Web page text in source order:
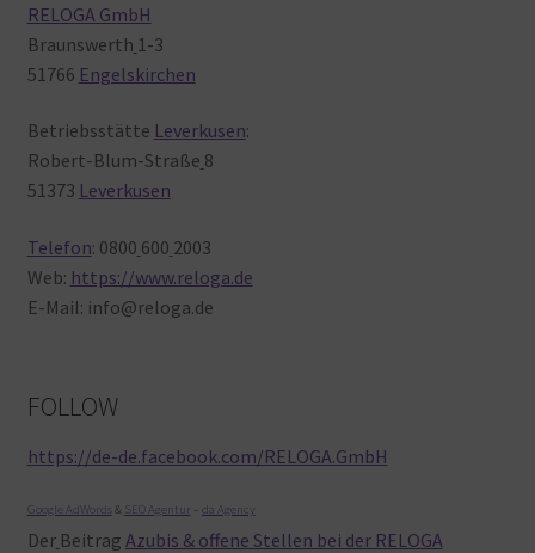
RELOGA GmbH
Braunswerth 1-3
51766 Engelskirchen
Betriebsstätte Leverkusen:
Robert-Blum-Straße 8
51373 Leverkusen
Telefon: 0800 600 2003
Web: https://www.reloga.de
E-Mail: info@reloga.de
FOLLOW
https://de-de.facebook.com/RELOGA.GmbH
Google AdWords& SEO Agentur da Agency
Der Beitrag Azubis & offene Stellen bei der RELOGA